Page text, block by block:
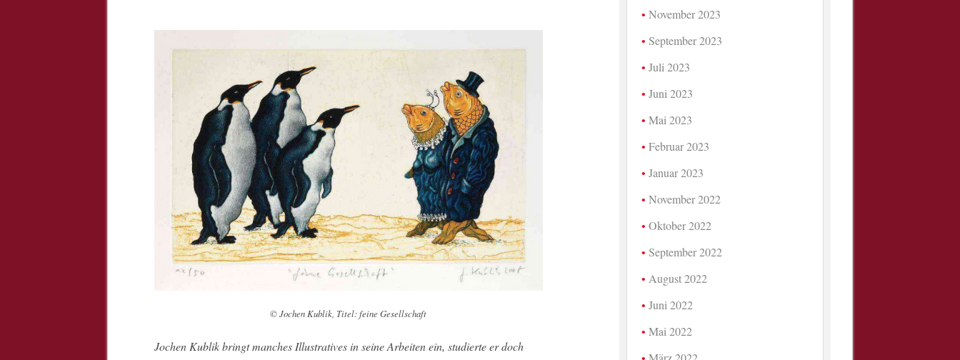
© Jochen Kublik, Titel: feine Gesellschaft
Jochen Kublik bringt manches Illustratives in seine Arbeiten ein, studierte er doch
November 2023
September 2023
Juli 2023
Juni 2023
Mai 2023
Februar 2023
Januar 2023
November 2022
Oktober 2022
September 2022
August 2022
Juni 2022
Mai 2022